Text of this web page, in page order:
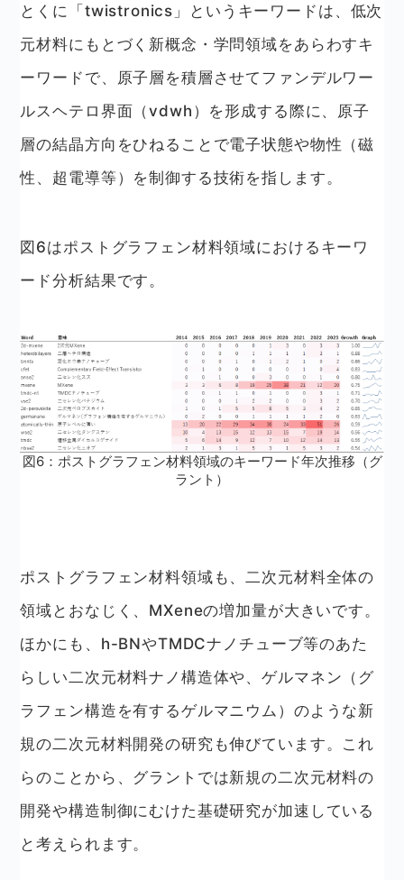
とくに「twistronics」というキーワードは、低次
元材料にもとづく新概念・学問領域をあらわすキ
ーワードで、原子層を積層させてファンデルワー
ルスヘテロ界面（vdwh）を形成する際に、原子
層の結晶方向をひねることで電子状態や物性（磁
性、超電導等）を制御する技術を指します。
図6はポストグラフェン材料領域におけるキーワ
ード分析結果です。
図6：ポストグラフェン材料領域のキーワード年次推移（グ
ラント）
ポストグラフェン材料領域も、二次元材料全体の
領域とおなじく、MXeneの増加量が大きいです。
ほかにも、h-BNやTMDCナノチューブ等のあた
らしい二次元材料ナノ構造体や、ゲルマネン（グ
ラフェン構造を有するゲルマニウム）のような新
規の二次元材料開発の研究も伸びています。これ
らのことから、グラントでは新規の二次元材料の
開発や構造制御にむけた基礎研究が加速している
と考えられます。